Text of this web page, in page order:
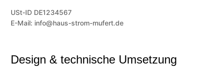
USt-ID DE1234567
E-Mail: info@haus-strom-mufert.de
Design & technische Umsetzung